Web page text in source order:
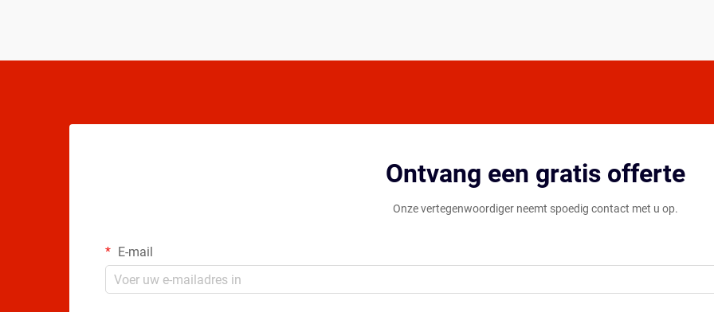
Ontvang een gratis offerte
Onze vertegenwoordiger neemt spoedig contact met u op.
E-mail